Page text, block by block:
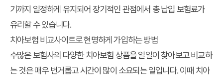
기까지 일정하게 유지되어 장기적인 관점에서 총 납입 보험료가
유리할 수 있습니다.
치아보험 비교사이트로 현명하게 가입하는 방법
수많은 보험사의 다양한 치아보험 상품을 일일이 찾아보고 비교하
는 것은 매우 번거롭고 시간이 많이 소요되는 일입니다. 이때 치아